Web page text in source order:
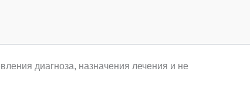
диагноза, назначения лечения и не